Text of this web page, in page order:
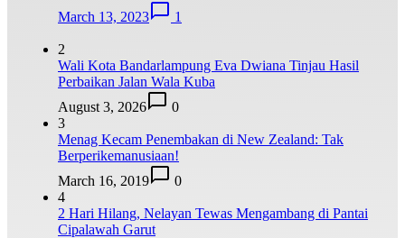
March 13, 2023
1
2
Wali Kota Bandarlampung Eva Dwiana Tinjau Hasil
Perbaikan Jalan Wala Kuba
August 3, 2026
0
3
Menag Kecam Penembakan di New Zealand: Tak
Berperikemanusiaan!
March 16, 2019
0
4
2 Hari Hilang, Nelayan Tewas Mengambang di Pantai
Cipalawah Garut